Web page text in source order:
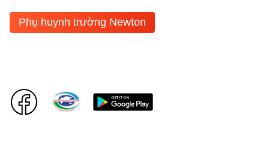
Phụ huynh trường Newton